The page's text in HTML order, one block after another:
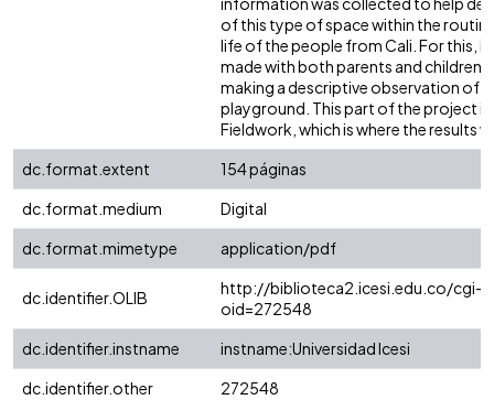
of this type of space within the
life of the people from Cali. For this,
made with both parents and children,
making a descriptive observation of
playground. This part of the project is
Fieldwork, which is where the results
dc.format.extent
154 páginas
dc.format.medium
Digital
dc.format.mimetype
application/pdf
dc.identifier.OLIB
http://biblioteca2.icesi.edu.co/cgi-
oid=272548
dc.identifier.instname
instname:Universidad Icesi
dc.identifier.other
272548